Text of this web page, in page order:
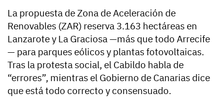
La propuesta de Zona de Aceleración de
Renovables (ZAR) reserva 3.163 hectáreas en
Lanzarote y La Graciosa —más que todo Arrecife
— para parques eólicos y plantas fotovoltaicas.
Tras la protesta social, el Cabildo habla de
“errores”, mientras el Gobierno de Canarias dice
que está todo correcto y consensuado.